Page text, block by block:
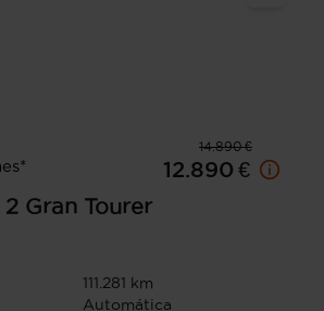
14.890 €
12.890 €
2 Gran Tourer
111.281 km
Automática